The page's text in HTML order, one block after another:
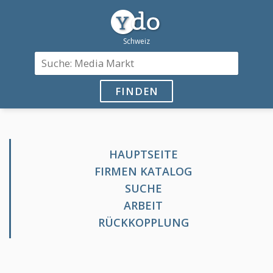
FINDEN
HAUPTSEITE
FIRMEN KATALOG
SUCHE
ARBEIT
RÜCKKOPPLUNG